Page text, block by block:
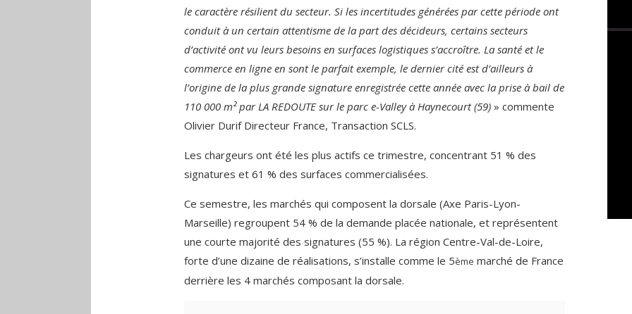
le caractère résilient du secteur. Si les incertitudes générées par cette période ont
conduit à un certain attentisme de la part des décideurs, certains secteurs
d’activité ont vu leurs besoins en surfaces logistiques s’accroître. La santé et le
commerce en ligne en sont le parfait exemple, le dernier cité est d’ailleurs à
l’origine de la plus grande signature enregistrée cette année avec la prise à bail de
110 000 m² par LA REDOUTE sur le parc e-Valley à Haynecourt (59)» commente
Olivier Durif Directeur France, Transaction SCLS.
Les chargeurs ont été les plus actifs ce trimestre, concentrant 51 % des
signatures et 61 % des surfaces commercialisées.
Ce semestre, les marchés qui composent la dorsale (Axe Paris-Lyon-
Marseille) regroupent 54 % de la demande placée nationale, et représentent
une courte majorité des signatures (55 %). La région Centre-Val-de-Loire,
forte d’une dizaine de réalisations, s’installe comme le 5ème marché de France
derrière les 4 marchés composant la dorsale.